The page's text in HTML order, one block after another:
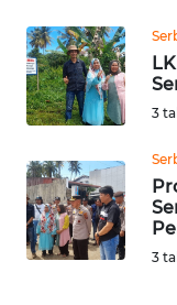
3
3
WN
BEKASI
WN
WN
DEPOK